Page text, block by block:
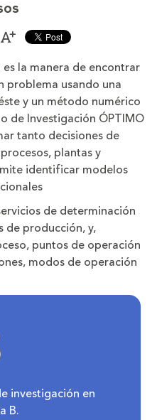
Disminuir
de
la
la manera de encontrar
problema usando una
y un método numérico
de Investigación ÓPTIMO
tanto decisiones de
plantas y
identificar modelos
de determinación
de producción, y,
puntos de operación
modos de operación
investigación en
B.